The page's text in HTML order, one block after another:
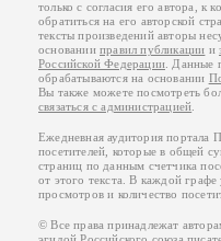
только с согласия его автора, к
обратиться на его авторской
тексты произведений авторы
основанииправил публикации и
Российской Федерации . Данные
обрабатываются на основании
Вы также можете посмотреть
связаться с администрацией
Ежедневная аудитория портала
посетителей, которые в общей
страниц по данным счетчика
от этого текста. В каждой
просмотров и количество
© Все права принадлежат